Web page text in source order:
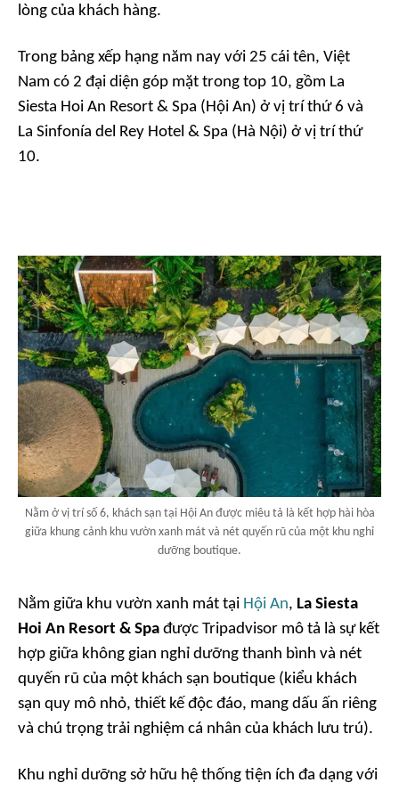
lòng của khách hàng.
Trong bảng xếp hạng năm nay với 25 cái tên, Việt
Nam có 2 đại diện góp mặt trong top 10, gồm La
Siesta Hoi An Resort & Spa (Hội An) ở vị trí thứ 6 và
La Sinfonía del Rey Hotel & Spa (Hà Nội) ở vị trí thứ
10.
Nằm ở vị trí số 6, khách sạn tại Hội An được miêu tả là kết hợp hài hòa
giữa khung cảnh khu vườn xanh mát và nét quyến rũ của một khu nghỉ
dưỡng boutique.
Nằm giữa khu vườn xanh mát tại Hội An, La Siesta
Hoi An Resort & Spa được Tripadvisor mô tả là sự kết
hợp giữa không gian nghỉ dưỡng thanh bình và nét
quyến rũ của một khách sạn boutique (kiểu khách
sạn quy mô nhỏ, thiết kế độc đáo, mang dấu ấn riêng
và chú trọng trải nghiệm cá nhân của khách lưu trú).
Khu nghỉ dưỡng sở hữu hệ thống tiện ích đa dạng với